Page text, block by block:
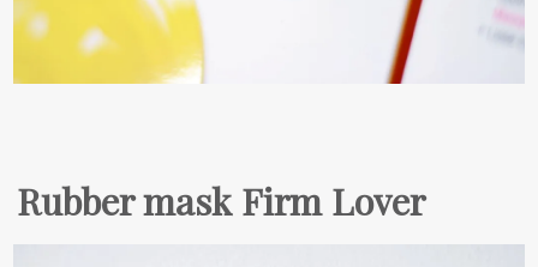
Rubber mask Firm Lover